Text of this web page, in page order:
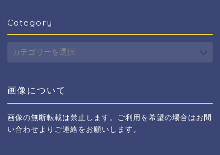
Category
画像について
画像の無断転載は禁止します。ご利用を希望の場合はお問
い合わせよりご連絡をお願いします。